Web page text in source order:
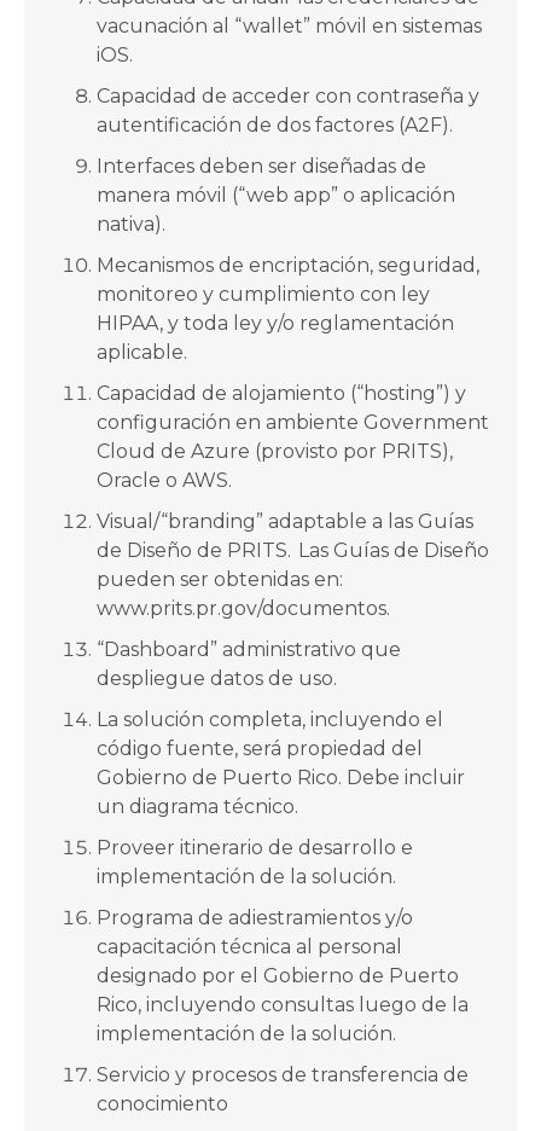
vacunación al “wallet” móvil en sistemas
iOS.
Capacidad de acceder con contraseña y
autentificación de dos factores (A2F).
Interfaces deben ser diseñadas de
manera móvil (“web app” o aplicación
nativa).
Mecanismos de encriptación, seguridad,
monitoreo y cumplimiento con ley
HIPAA, y toda ley y/o reglamentación
aplicable.
Capacidad de alojamiento (“hosting”) y
configuración en ambiente Government
Cloud de Azure (provisto por PRITS),
Oracle o AWS.
Visual/“branding” adaptable a las Guías
de Diseño de PRITS. Las Guías de Diseño
pueden ser obtenidas en:
www.prits.pr.gov/documentos.
“Dashboard” administrativo que
despliegue datos de uso.
La solución completa, incluyendo el
código fuente, será propiedad del
Gobierno de Puerto Rico. Debe incluir
un diagrama técnico.
Proveer itinerario de desarrollo e
implementación de la solución.
Programa de adiestramientos y/o
capacitación técnica al personal
designado por el Gobierno de Puerto
Rico, incluyendo consultas luego de la
implementación de la solución.
Servicio y procesos de transferencia de
conocimiento